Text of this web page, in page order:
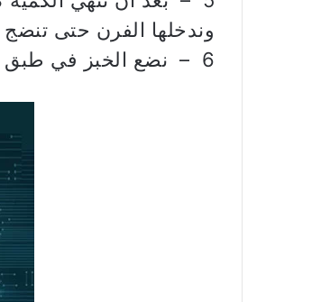
وندخلها الفرن حتى
6 – نضع الخبز في طبق التقديم وتقدم ساخنة.